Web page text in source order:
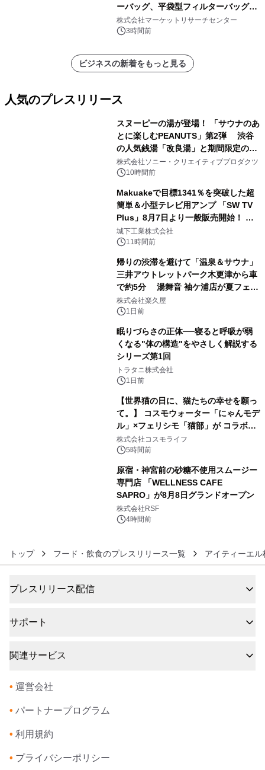
ーバッグ、平袋型フィルターバッグ、
プリーツフィルターバッグ、その
他）・分析レポートを発表
株式会社マーケットリサーチセンター
3時間前
ビジネスの新着をもっと見る
人気のプレスリリース
スヌーピーの湯が登場！ 「サウナのあ
とに楽しむPEANUTS」第2弾 渋谷
の人気銭湯「改良湯」と期間限定のコ
ラボレーション サウナイキタイコラ
ボグッズも発売決定！
株式会社ソニー・クリエイティブプロダクツ
10時間前
Makuakeで目標1341％を突破した超
簡単＆小型テレビ用アンプ 「SW TV
Plus」8月7日より一般販売開始！ ケ
ーブル1本つなぐだけ、テレビの音が
ぐっと豊かに
城下工業株式会社
11時間前
帰りの渋滞を避けて「温泉＆サウナ」
三井アウトレットパーク木更津から車
で約5分 湯舞音 袖ケ浦店が夏フェア
メニューを提供
株式会社楽久屋
1日前
眠りづらさの正体──寝ると呼吸が弱
くなる"体の構造"をやさしく解説する
シリーズ第1回
トラタニ株式会社
1日前
【世界猫の日に、猫たちの幸せを願っ
て。】 コスモウォーター「にゃんモデ
ル」×フェリシモ「猫部」が コラボキ
ャンペーンを実施
株式会社コスモライフ
5時間前
原宿・神宮前の砂糖不使用スムージー
専門店 「WELLNESS CAFE
SAPRO」が8月8日グランドオープン
株式会社RSF
4時間前
トップ フード・飲食のプレスリリース一覧 アイティーエ
プレスリリース配信
サポート
関連サービス
• 運営会社
• パートナープログラム
• 利用規約
• プライバシーポリシー